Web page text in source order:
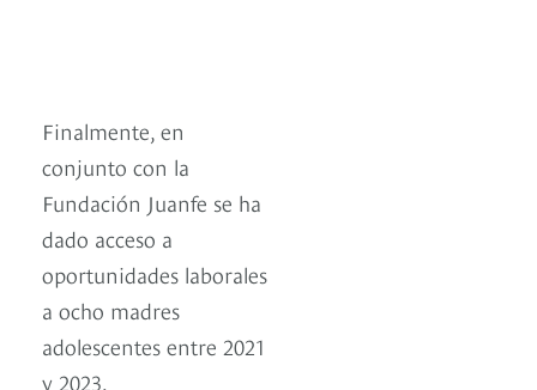
Finalmente, en
conjunto con la
Fundación Juanfe se ha
dado acceso a
oportunidades laborales
a ocho madres
adolescentes entre 2021
y 2023.